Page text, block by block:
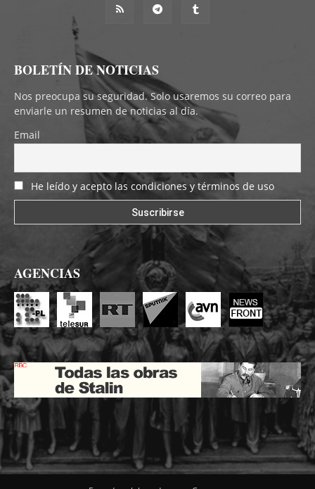
BOLETÍN DE NOTICIAS
Nos preocupa su seguridad. Solo usaremos su correo para
enviarle un resumen de noticias al día.
Email
He leído y acepto las condiciones y términos de uso
AGENCIAS